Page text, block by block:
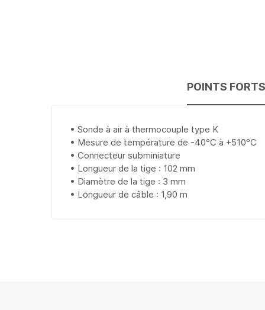
POINTS FORTS
• Sonde à air à thermocouple type K
• Mesure de température de -40°C à +510°C
• Connecteur subminiature
• Longueur de la tige : 102 mm
• Diamètre de la tige : 3 mm
• Longueur de câble : 1,90 m